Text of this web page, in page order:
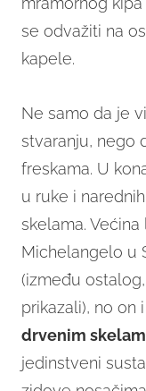
se odvažiti na
kapele.
Ne samo da je
stvaranju, nego
freskama. U
u ruke i
skelama.
Michelangelo u
(između
prikazali), no on
drvenim
jedinstveni